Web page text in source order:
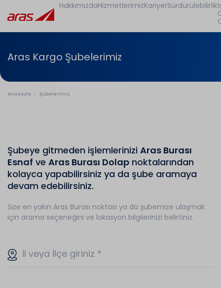
HakkımızdaHizmetlerimizKariyerSürdürülebilirlik
Aras Kargo Şubelerimiz
Anasayfa Şubelerimiz
Şubeye gitmeden işlemlerinizi Aras Burası
Esnaf ve Aras Burası Dolap noktalarından
kolayca yapabilirsiniz ya da şube aramaya
devam edebilirsiniz.
Size en yakın Aras Burası noktası ya da şubemize ulaşmak
için arama seçeneğini ve lokasyon bilgilerinizi belirtiniz.
İl veya İlçe giriniz *